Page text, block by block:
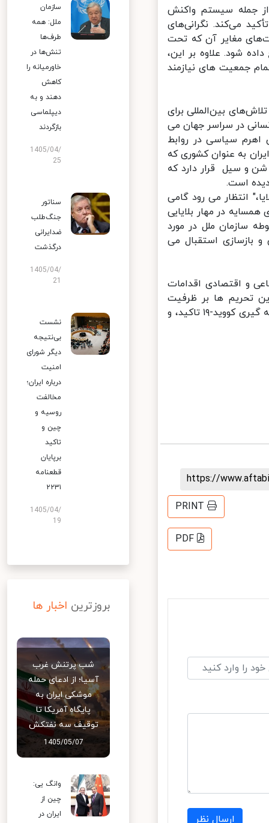
جمله سیستم واکنش
می‌کند. نگرانی‌های
مغایر آن که تحت
شود. علاوه بر این،
جمعیت های نیازمند
بین‌المللی برای
در سراسر جهان می
سیاسی در روابط
به عنوان کشوری که
و سیل قرار دارد که
است.
انتظار می رود گامی
در مهار بلایایی
سازمان ملل در مورد
بازسازی استقبال می
اجتماعی و اقتصادی اقدامات
تحریم ها بر ظرفیت
کشورهای هدف برای پاسخگویی مؤثر به چالش های بشردوستانه از جمله همه گیری کووید-۱۹ تاکید، و
https://
PRINT
PDF
ارسال نظر
سازمان
ملل: همه
طرف‌ها
تنش‌ها در
خاورمیانه را
کاهش
دهند و به
دیپلماسی
بازگردند
1405/04/
25
سناتور
جنگ‌طلب
ضدایرانی
درگذشت
1405/04/
نشست
بی‌نتیجه
دیگر شورای
امنیت
درباره ایران؛
مخالفت
روسیه و
چین و
تاکید
برپایان
قطعنامه
۲۲۳۱
1405/04/
19
بروزترین اخبار ها
شب پرتنش غرب
آسیا؛ از ادعای حمله
موشکی ایران به
پایگاه آمریکا تا
توقیف سه نفتکش
1405/05/07
وانگ یی:
چین از
ایران در